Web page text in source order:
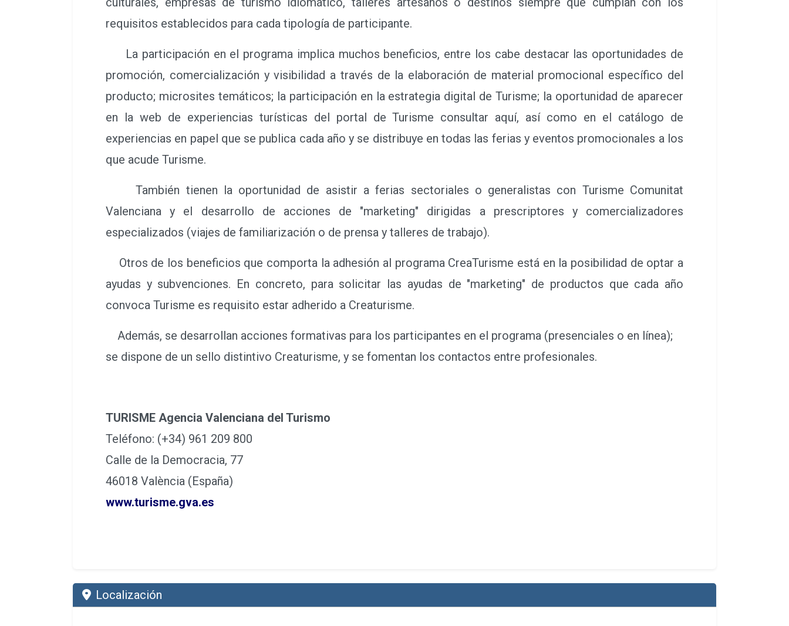
requisitos establecidos para cada tipología de participante.
La participación en el programa implica muchos beneficios, entre los cabe destacar las oportunidades de
promoción, comercialización y visibilidad a través de la elaboración de material promocional específico del
producto; microsites temáticos; la participación en la estrategia digital de Turisme; la oportunidad de aparecer
en la web de experiencias turísticas del portal de Turisme consultar aquí, así como en el catálogo de
experiencias en papel que se publica cada año y se distribuye en todas las ferias y eventos promocionales a los
que acude Turisme.
También tienen la oportunidad de asistir a ferias sectoriales o generalistas con Turisme Comunitat
Valenciana y el desarrollo de acciones de "marketing" dirigidas a prescriptores y comercializadores
especializados (viajes de familiarización o de prensa y talleres de trabajo).
Otros de los beneficios que comporta la adhesión al programa CreaTurisme está en la posibilidad de optar a
ayudas y subvenciones. En concreto, para solicitar las ayudas de "marketing" de productos que cada año
convoca Turisme es requisito estar adherido a Creaturisme.
Además, se desarrollan acciones formativas para los participantes en el programa (presenciales o en línea);
se dispone de un sello distintivo Creaturisme, y se fomentan los contactos entre profesionales.
TURISME Agencia Valenciana del Turismo
Teléfono: (+34) 961 209 800
Calle de la Democracia, 77
46018 València (España)
www.turisme.gva.es
Localización